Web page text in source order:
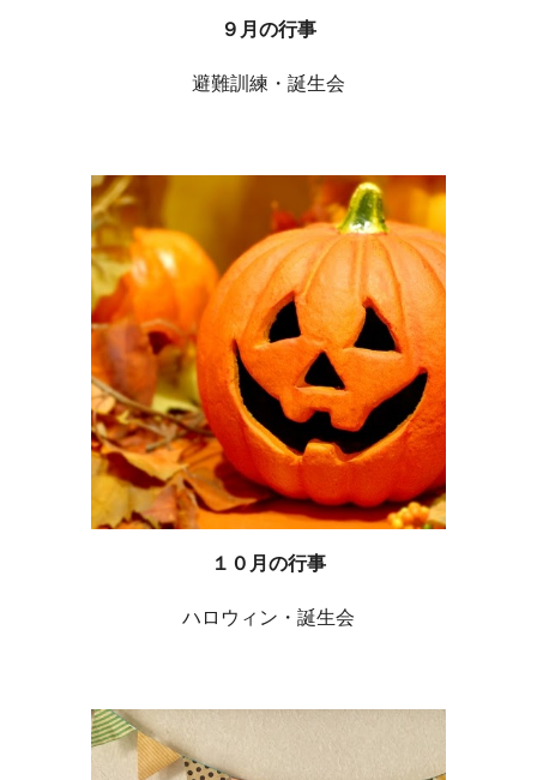
９月の行事
避難訓練・誕生会
１０月の行事
ハロウィン・誕生会